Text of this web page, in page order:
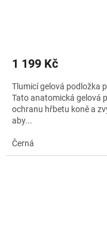
1 199 Kč
Tlumicí gelová podložka
Tato anatomická gelová
ochranu hřbetu koně a
aby...
Černá